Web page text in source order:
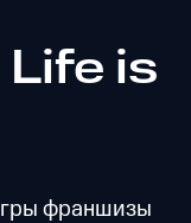
is
франшизы